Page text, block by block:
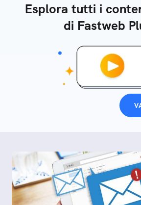
Esplora tutti i
di Fastweb